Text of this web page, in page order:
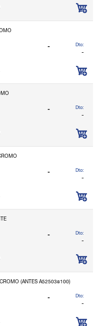
- Dto:
-
- Dto:
-
- Dto:
-
- Dto:
-
(ANTES A525038100)
- Dto:
-